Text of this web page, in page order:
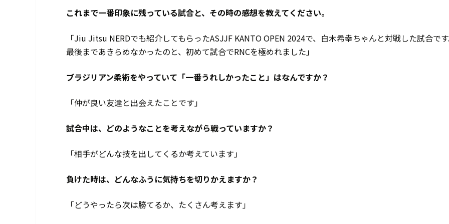
――これまで一番印象に残っている試合と、その時の感想を教えてください。
「Jiu Jitsu NERDでも紹介してもらったASJJF KANTO OPEN 2024で、白木希幸ちゃんと対戦した試合で
最後まであきらめなかったのと、初めて試合でRNCを極めれました」
――ブラジリアン柔術をやっていて「一番うれしかったこと」はなんですか？
「仲が良い友達と出会えたことです」
――試合中は、どのようなことを考えながら戦っていますか？
「相手がどんな技を出してくるか考えています」
――負けた時は、どんなふうに気持ちを切りかえますか？
「どうやったら次は勝てるか、たくさん考えます」